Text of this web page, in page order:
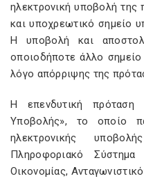
ηλεκτρονική υποβολή της
και υποχρεωτικό σημείο
Η υποβολή και
οποιοδήποτε άλλο
λόγο απόρριψης της
Η επενδυτική πρόταση
Υποβολής», το οποίο
ηλεκτρονικής
Πληροφοριακό
Οικονομίας,